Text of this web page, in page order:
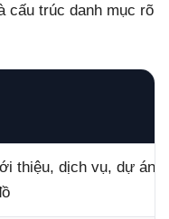
cấu trúc danh mục rõ
thiệu, dịch vụ, dự án,